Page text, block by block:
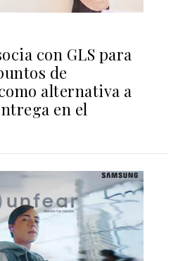
con GLS para
de
alternativa a
en el